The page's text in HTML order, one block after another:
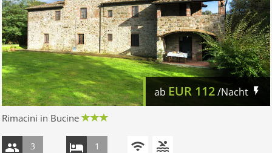
ab EUR 112/Nacht
Rimacini in Bucine
3 1